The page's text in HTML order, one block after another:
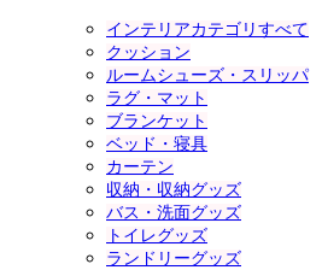
インテリアカテゴリすべて
クッション
ルームシューズ・スリッパ
ラグ・マット
ブランケット
ベッド・寝具
カーテン
収納・収納グッズ
バス・洗面グッズ
トイレグッズ
ランドリーグッズ